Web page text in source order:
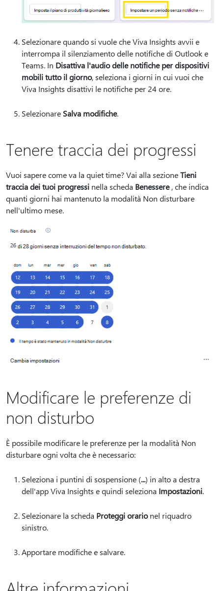
Selezionare quando si vuole che Viva Insights avvii e
interrompa il silenziamento delle notifiche di Outlook e
Teams. In Disattiva l'audio delle notifiche per dispositivi
mobili tutto il giorno, seleziona i giorni in cui vuoi che
Viva Insights disattivi le notifiche per 24 ore.
Selezionare Salva modifiche.
Tenere traccia dei progressi
Vuoi sapere come va la quiet time? Vai alla sezioneTieni
traccia dei tuoi progressi nella scheda Benessere, che indica
quanti giorni hai mantenuto la modalità Non disturbare
nell'ultimo mese.
Modificare le preferenze di
non disturbo
È possibile modificare le preferenze per la modalità Non
disturbare ogni volta che è necessario:
Seleziona i puntini di sospensione (...) in alto a destra
dell'app Viva Insights e quindi seleziona Impostazioni.
Selezionare la scheda Proteggi orarionel riquadro
sinistro.
Apportare modifiche e salvare.